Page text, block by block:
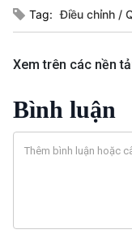
Tag: Điều chỉnh
Xem trên các nền
Bình luận